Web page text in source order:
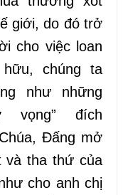
giới, do đó trở
cho việc loan
chúng ta
như những
vọng” đích
Chúa, Đấng mở
và tha thứ của
cho anh chị